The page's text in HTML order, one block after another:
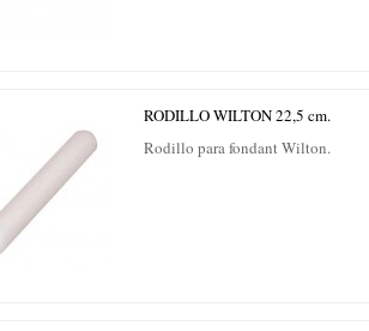
RODILLO WILTON 22,5 cm.
Rodillo para fondant Wilton.